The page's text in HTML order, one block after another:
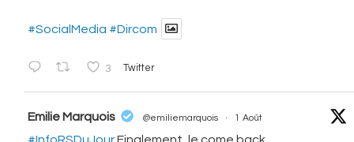
#SocialMedia #Dircom
3 Twitter
Emilie Marquois @emiliemarquois · 1 Août